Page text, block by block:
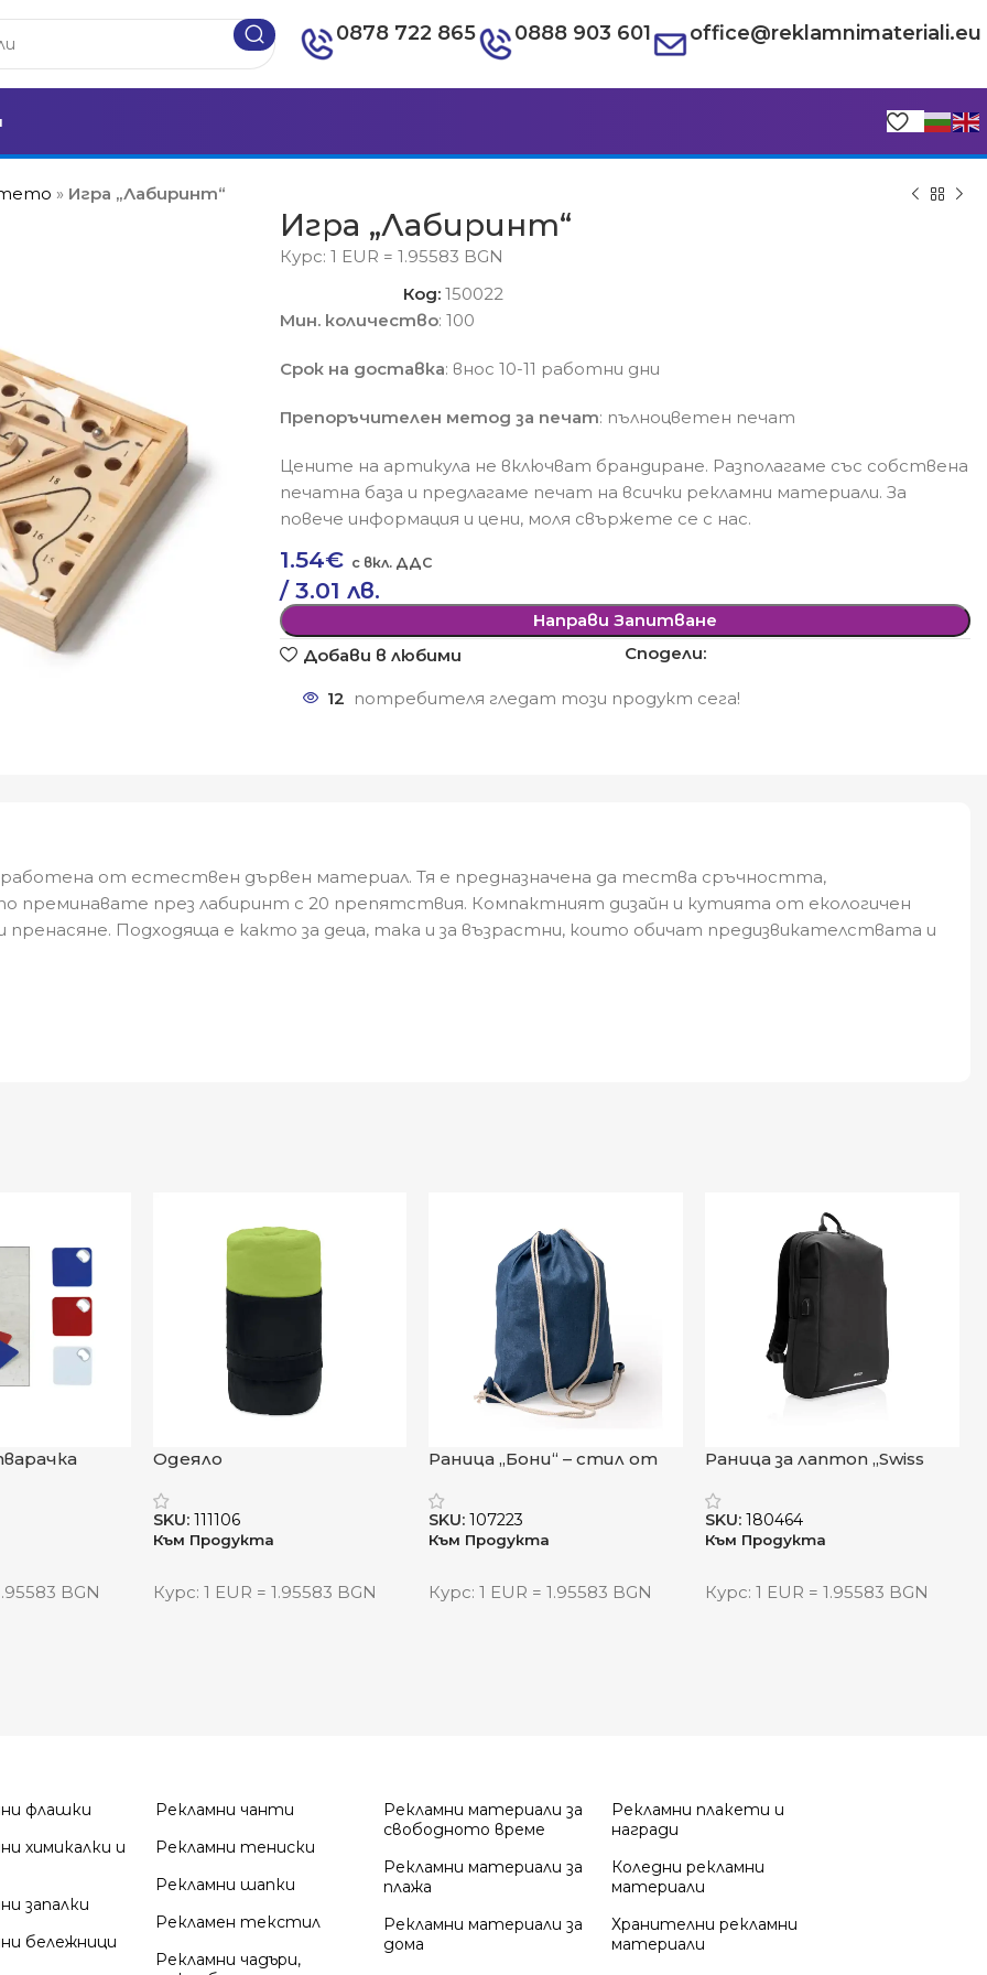
0878 722 865 0888 903 601 office@reklamnimateriali.eu
» Игра „Лабиринт“
Игра „Лабиринт“
Курс: 1 EUR = 1.95583 BGN
Код: 150022
Мин. количество: 100
Срок на доставка: внос 10-11 работни дни
Препоръчителен метод за печат: пълноцветен печат
Цените на артикула не включват брандиране. Разполагаме със собствена
печатна база и предлагаме печат на всички рекламни материали. За
повече информация и цени, моля свържете се с нас.
1.54€
/ 3.01 лв.
Направи Запитване
Добави в любими
Сподели:
12 потребителя гледат този продукт сега!
от естествен дървен материал. Тя е предназначена да тества сръчността,
преминавате през лабиринт с 20 препятствия. Компактният дизайн и кутията от екологичен
пренасяне. Подходяща е както за деца, така и за възрастни, които обичат предизвикателствата и
BGN
Одеяло
SKU: 111106
Към Продукта
Курс: 1 EUR = 1.95583 BGN
Раница „Бони“ – стил от
SKU:107223
Към Продукта
Курс: 1 EUR = 1.95583 BGN
Раница за лаптоп „Swiss
SKU:180464
Към Продукта
Курс: 1 EUR = 1.95583 BGN
флашки
химикалки и
запалки
бележници
Рекламни чанти
Рекламни тениски
Рекламни шапки
Рекламен текстил
Рекламни чадъри,
Рекламни материали за
свободното време
Рекламни материали за
плажа
Рекламни материали за
дома
Рекламни плакети и
награди
Коледни рекламни
материали
Хранителни рекламни
материали